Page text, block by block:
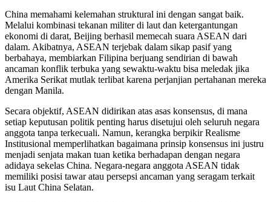
China memahami kelemahan struktural ini dengan sangat baik.
Melalui kombinasi tekanan militer di laut dan ketergantungan
ekonomi di darat, Beijing berhasil memecah suara ASEAN dari
dalam. Akibatnya, ASEAN terjebak dalam sikap pasif yang
berbahaya, membiarkan Filipina berjuang sendirian di bawah
ancaman konflik terbuka yang sewaktu-waktu bisa meledak jika
Amerika Serikat mutlak terlibat karena perjanjian pertahanan mereka
dengan Manila.
Secara objektif, ASEAN didirikan atas asas konsensus, di mana
setiap keputusan politik penting harus disetujui oleh seluruh negara
anggota tanpa terkecuali. Namun, kerangka berpikir Realisme
Institusional memperlihatkan bagaimana prinsip konsensus ini justru
menjadi senjata makan tuan ketika berhadapan dengan negara
adidaya sekelas China. Negara-negara anggota ASEAN tidak
memiliki posisi tawar atau persepsi ancaman yang seragam terkait
isu Laut China Selatan.